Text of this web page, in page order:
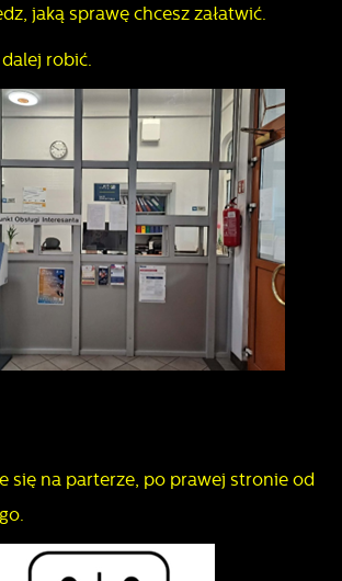
jaką sprawę chcesz załatwić.
robić.
się na parterze, po prawej stronie od